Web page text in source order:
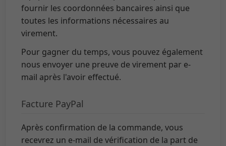
fournir les coordonnées bancaires ainsi que
toutes les informations nécessaires au
virement.
Pour gagner du temps, vous pouvez également
nous envoyer une preuve de virement par e-
mail après l'avoir effectué.
Facture PayPal
Après confirmation de la commande, vous
recevrez un e-mail de vérification de la part de